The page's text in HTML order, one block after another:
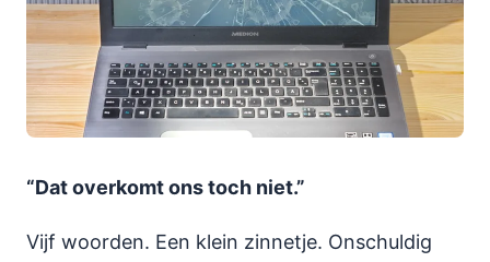
“Dat overkomt ons toch niet.”
Vijf woorden. Een klein zinnetje. Onschuldig